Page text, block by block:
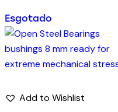
Esgotado
Add to Wishlist